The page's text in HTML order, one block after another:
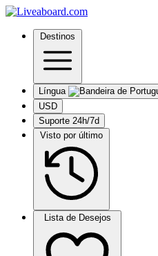
Destinos
Língua
USD
Suporte 24h/7d
Visto por último
Lista de Desejos